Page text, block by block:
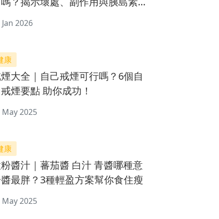
2026
康
大全｜自己戒煙可行嗎？6個自
煙要點 助你成功！
May 2025
康
醬汁｜蕃茄醬 白汁 青醬哪種意
最胖？3種輕盈方案幫你食住瘦
May 2025